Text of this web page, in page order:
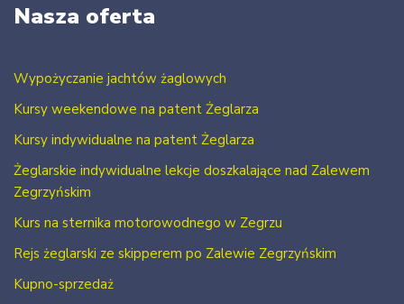
Nasza oferta
Wypożyczanie jachtów żaglowych
Kursy weekendowe na patent Żeglarza
Kursy indywidualne na patent Żeglarza
Żeglarskie indywidualne lekcje doszkalające nad Zalewem
Zegrzyńskim
Kurs na sternika motorowodnego w Zegrzu
Rejs żeglarski ze skipperem po Zalewie Zegrzyńskim
Kupno-sprzedaż